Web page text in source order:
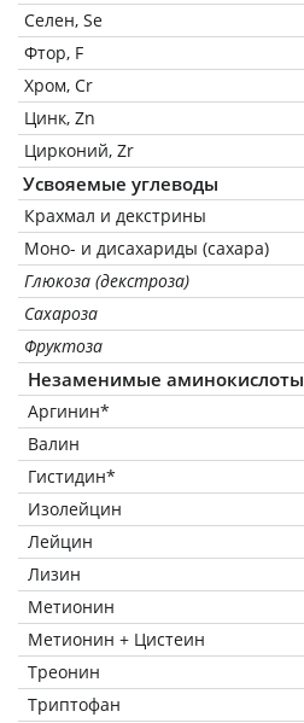
Селен, Se
Фтор, F
Хром, Cr
Цинк, Zn
Цирконий, Zr
Усвояемые углеводы
Крахмал и декстрины
Моно- и дисахариды (сахара)
Глюкоза (декстроза)
Сахароза
Фруктоза
Незаменимые аминокислоты
Аргинин*
Валин
Гистидин*
Изолейцин
Лейцин
Лизин
Метионин
Метионин + Цистеин
Треонин
Триптофан